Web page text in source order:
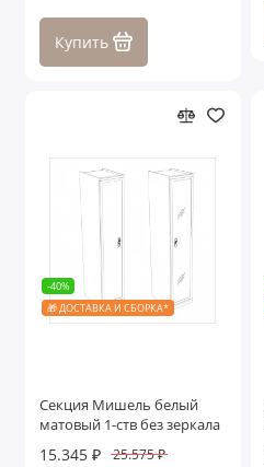
Купить
-40%
🎁 ДОСТАВКА И СБОРКА*
Секция Мишель белый
матовый 1-ств без зеркала
15.345 ₽ 25.575 ₽